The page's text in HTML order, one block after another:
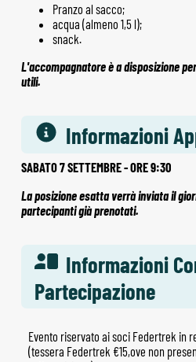
Pranzo al sacco;
acqua (almeno 1,5 l);
snack.
L'accompagnatore è a disposizione
utili.
Informazioni
SABATO 7 SETTEMBRE - ORE 9:30
La posizione esatta verrà inviata il
partecipanti già prenotati.
Informazioni
Partecipazione
Evento riservato ai soci Federtrek in
(tessera Federtrek €15,ove non